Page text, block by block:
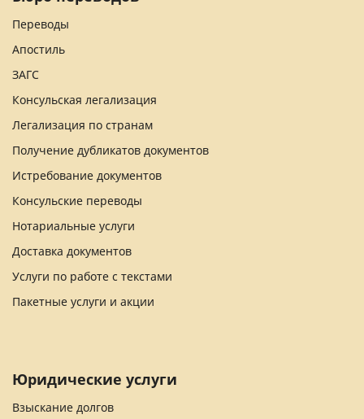
Переводы
Апостиль
ЗАГС
Консульская легализация
Легализация по странам
Получение дубликатов документов
Истребование документов
Консульские переводы
Нотариальные услуги
Доставка документов
Услуги по работе с текстами
Пакетные услуги и акции
Юридические услуги
Взыскание долгов